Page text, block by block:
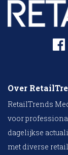
Over
RetailTrends
voor
dagelijkse
met diverse